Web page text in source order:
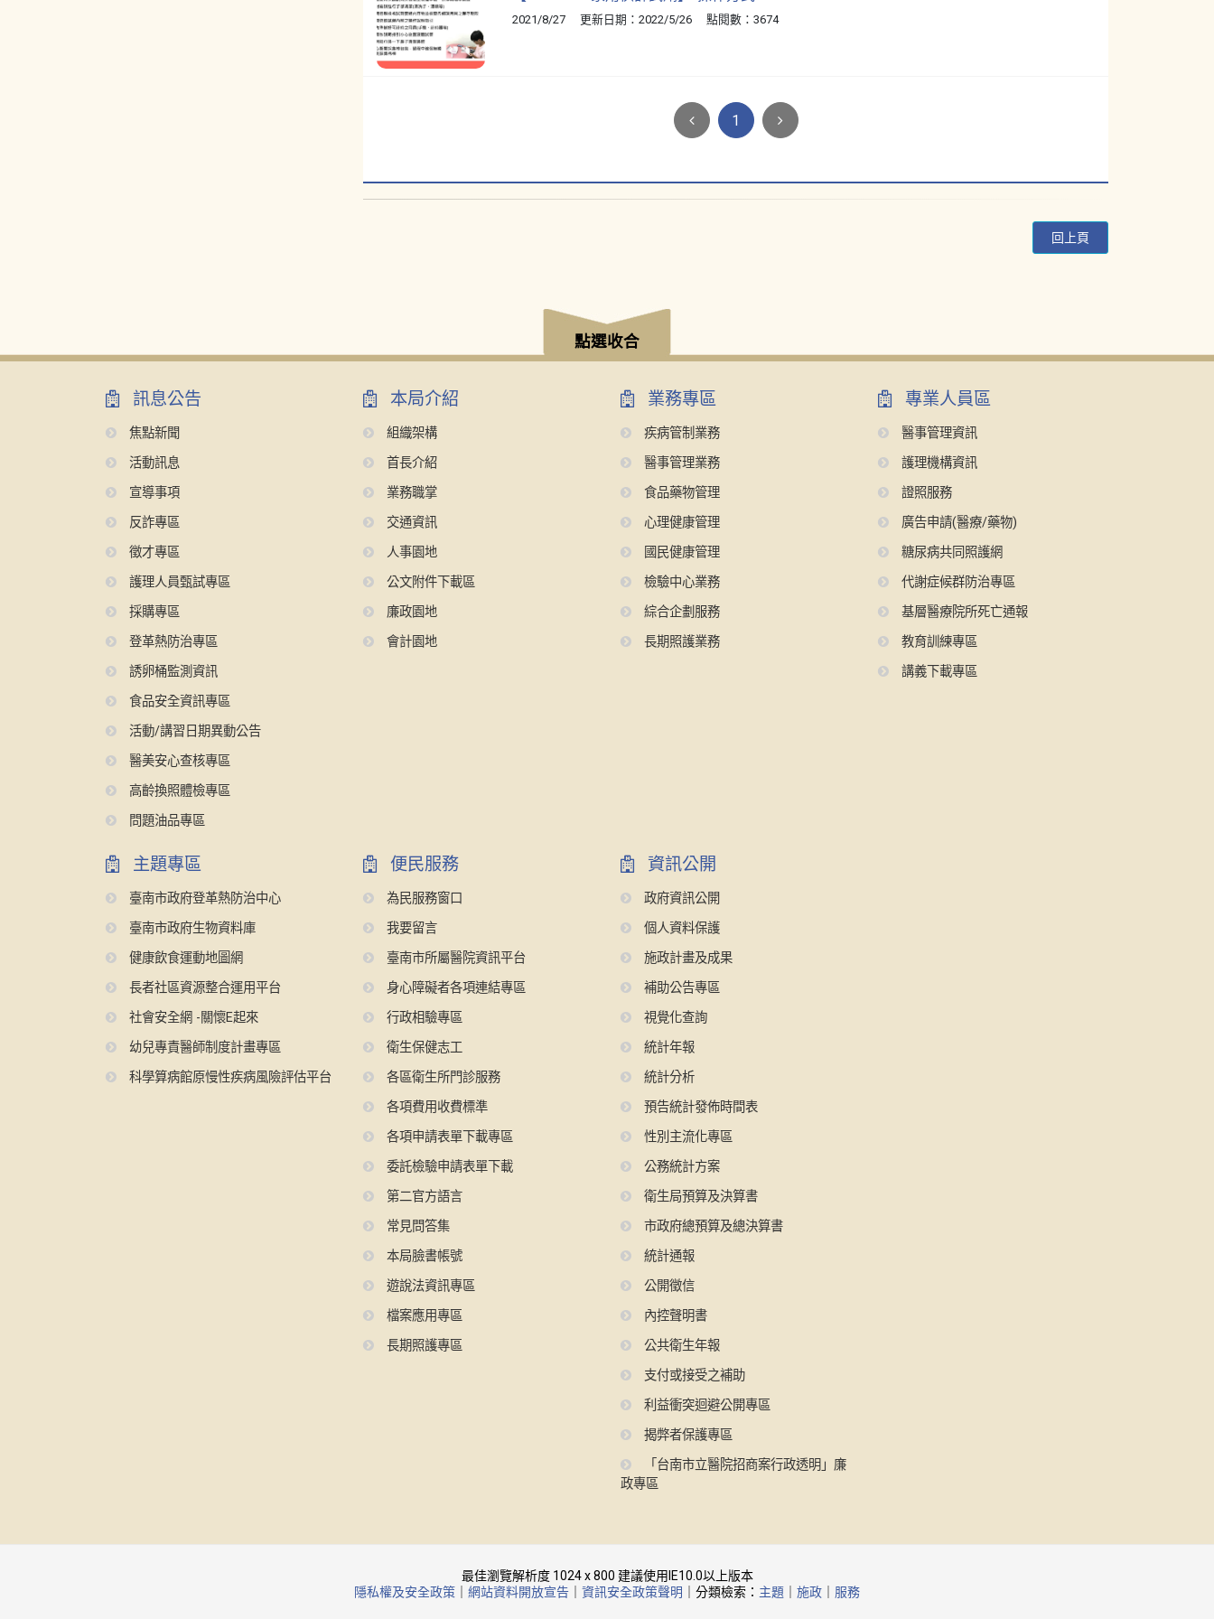
2021/8/27 更新日期：2022/5/26 點閱數：3674
1
回上頁
點選收合
訊息公告
焦點新聞
活動訊息
宣導事項
反詐專區
徵才專區
護理人員甄試專區
採購專區
登革熱防治專區
誘卵桶監測資訊
食品安全資訊專區
活動/講習日期異動公告
醫美安心查核專區
高齡換照體檢專區
問題油品專區
本局介紹
組織架構
首長介紹
業務職掌
交通資訊
人事園地
公文附件下載區
廉政園地
會計園地
業務專區
疾病管制業務
醫事管理業務
食品藥物管理
心理健康管理
國民健康管理
檢驗中心業務
綜合企劃服務
長期照護業務
專業人員區
醫事管理資訊
護理機構資訊
證照服務
廣告申請(醫療/藥物)
糖尿病共同照護網
代謝症候群防治專區
基層醫療院所死亡通報
教育訓練專區
講義下載專區
主題專區
臺南市政府登革熱防治中心
臺南市政府生物資料庫
健康飲食運動地圖網
長者社區資源整合運用平台
社會安全網 -關懷E起來
幼兒專責醫師制度計畫專區
科學算病館原慢性疾病風險評估平台
便民服務
為民服務窗口
我要留言
臺南市所屬醫院資訊平台
身心障礙者各項連結專區
行政相驗專區
衛生保健志工
各區衛生所門診服務
各項費用收費標準
各項申請表單下載專區
委託檢驗申請表單下載
第二官方語言
常見問答集
本局臉書帳號
遊說法資訊專區
檔案應用專區
長期照護專區
資訊公開
政府資訊公開
個人資料保護
施政計畫及成果
補助公告專區
視覺化查詢
統計年報
統計分析
預告統計發佈時間表
性別主流化專區
公務統計方案
衛生局預算及決算書
市政府總預算及總決算書
統計通報
公開徵信
內控聲明書
公共衛生年報
支付或接受之補助
利益衝突迴避公開專區
揭弊者保護專區
「台南市立醫院招商案行政透明」廉
政專區
最佳瀏覽解析度 1024 x 800 建議使用IE10.0以上版本
隱私權及安全政策
網站資料開放宣告 資訊安全政策聲明 ｜分類檢索： 主題 施政 服務